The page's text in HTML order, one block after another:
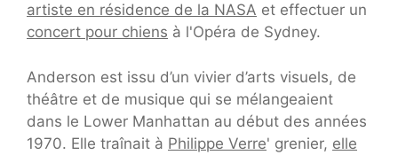
artiste en résidence de la NASA et effectuer un
concert pour chiens à l'Opéra de Sydney.
Anderson est issu d’un vivier d’arts visuels, de
théâtre et de musique qui se mélangeaient
dans le Lower Manhattan au début des années
1970. Elle traînait à Philippe Verre' grenier, elle